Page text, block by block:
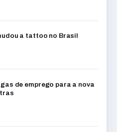
a tattoo no Brasil
de emprego para a nova